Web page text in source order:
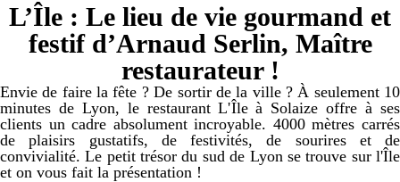
L’Île : Le lieu de vie gourmand et
festif d’Arnaud Serlin, Maître
restaurateur !
Envie de faire la fête ? De sortir de la ville ? À seulement 10
minutes de Lyon, le restaurant L'Île à Solaize offre à ses
clients un cadre absolument incroyable. 4000 mètres carrés
de plaisirs gustatifs, de festivités, de sourires et de
convivialité. Le petit trésor du sud de Lyon se trouve sur l'Île
et on vous fait la présentation !